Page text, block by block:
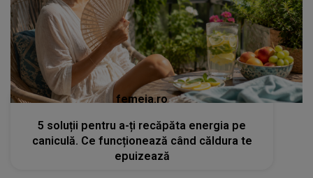
femeia.ro
5 soluții pentru a-ți recăpăta energia pe
caniculă. Ce funcționează când căldura te
epuizează